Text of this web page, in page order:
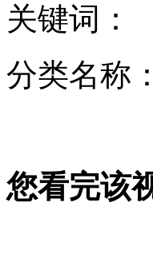
农业部官员：中国
阿根廷多家超市遭
广东河源通报称围
关键词：
分类名称：
您看完该